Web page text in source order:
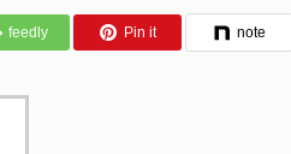
feedly Pin it note